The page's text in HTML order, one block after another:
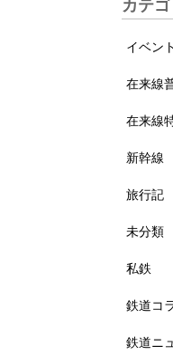
カテ
イベン
在来線
在来線
新幹線
旅行記
未分類
私鉄
鉄道コ
鉄道ニ